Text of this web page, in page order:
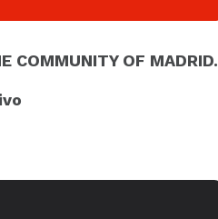
COMMUNITY OF MADRID.